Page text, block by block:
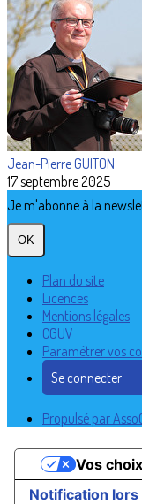
Jean-Pierre GUITON
17 septembre 2025
Je m'abonne à la
OK
Plan du site
Licences
Mentions légales
CGUV
Paramétrer vos
Se connecter
Propulsé par
Notification lors
Vos